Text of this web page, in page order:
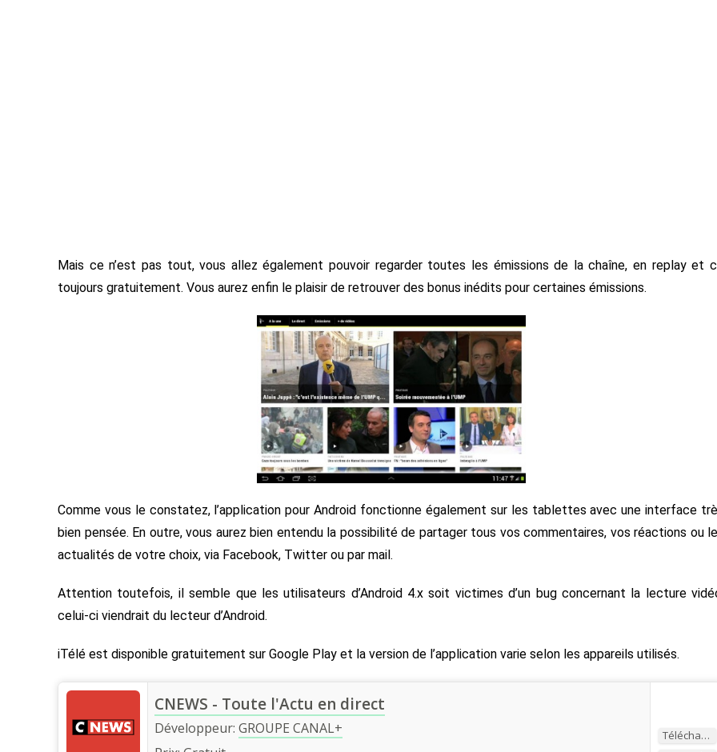
Mais ce n’est pas tout, vous allez également pouvoir regarder toutes les émissions de la chaîne, en replay et
toujours gratuitement. Vous aurez enfin le plaisir de retrouver des bonus inédits pour certaines émissions.
Comme vous le constatez, l’application pour Android fonctionne également sur les tablettes avec une interface
bien pensée. En outre, vous aurez bien entendu la possibilité de partager tous vos commentaires, vos réactions ou
actualités de votre choix, via Facebook, Twitter ou par mail.
Attention toutefois, il semble que les utilisateurs d’Android 4.x soit victimes d’un bug concernant la lecture
celui-ci viendrait du lecteur d’Android.
iTélé est disponible gratuitement sur Google Play et la version de l’application varie selon les appareils utilisés.
Télécharger
CNEWS - Toute l'Actu en direct
Développeur: GROUPE CANAL+